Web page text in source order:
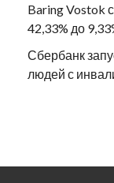
Baring Vostok
42,33% до
Сбербанк
людей с